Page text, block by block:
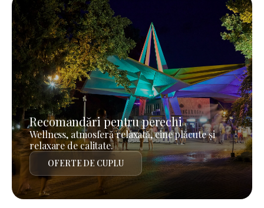
Recomandări pentru perechi
Wellness, atmosferă relaxată, cine plăcute și
relaxare de calitate.
OFERTE DE CUPLU